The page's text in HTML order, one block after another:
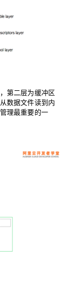
第二层为缓冲区
数据文件读到内
理最重要的一